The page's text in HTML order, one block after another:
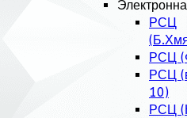
РСЦ
РСЦ
РСЦ
10)
РСЦ